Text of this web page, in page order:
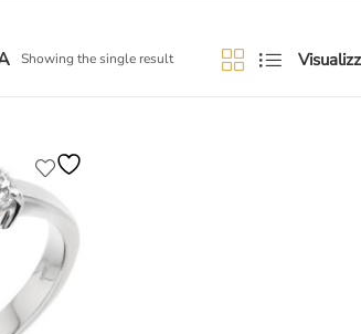
Showing the single result